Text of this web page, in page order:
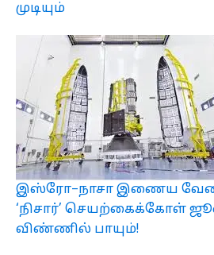
முடியும்
இஸ்ரோ–நாசா இணைய
‘நிசார்’ செயற்கைக்கோள்
விண்ணில் பாயும்!